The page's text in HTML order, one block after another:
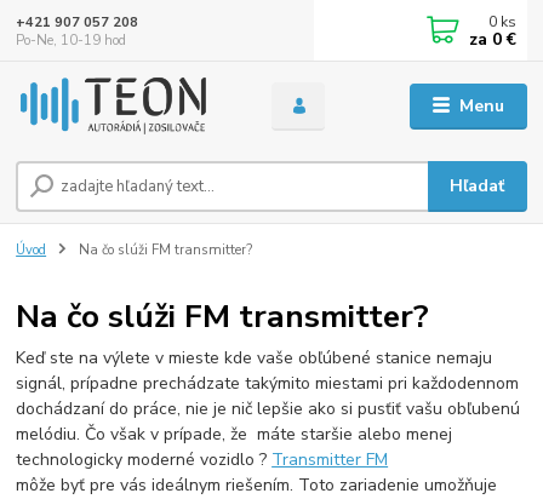
Menu
Hľadať
+421 907 057 208
Po-Ne, 10-19 hod
0 ks
za 0 €
Úvod Na čo slúži FM transmitter?
Na čo slúži FM transmitter?
Keď ste na výlete v mieste kde vaše obľúbené stanice nemaju
signál, prípadne prechádzate takýmito miestami pri každodennom
dochádzaní do práce, nie je nič lepšie ako si pusťiť vašu obľubenú
melódiu. Čo však v prípade, že máte staršie alebo menej
technologicky moderné vozidlo ? Transmitter FM
môže byť pre vás ideálnym riešením. Toto zariadenie umožňuje